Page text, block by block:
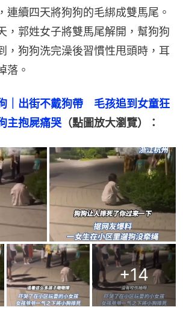
連續四天將狗狗的毛綁成雙馬尾。
，郭姓女子將雙馬尾解開，幫狗狗
，狗狗洗完澡後習慣性甩頭時，耳
落。
｜出街不戴狗帶　毛孩追到女童狂
主抱屍痛哭 （點圖放大瀏覽）：
+14